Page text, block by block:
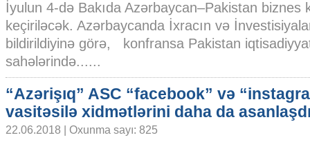
İyulun 4-də Bakıda Azərbaycan–Pakistan biznes
keçiriləcək. Azərbaycanda İxracın və
bildirildiyinə görə, konfransa Pakistan
sahələrində......
“Azərişıq” ASC “facebook” və
vasitəsilə xidmətlərini daha da
22.06.2018 | Oxunma sayı: 825